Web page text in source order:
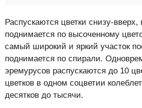
Распускаются цветки снизу-вверх,
поднимается по высоченному
самый широкий и яркий участок
поднимается по спирали.
эремурусов распускаются до 10
цветков в одном соцветии
десятков до тысячи.